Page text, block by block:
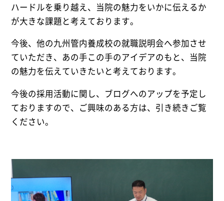
ハードルを乗り越え、当院の魅力をいかに伝えるか
が大きな課題と考えております。
今後、他の九州管内養成校の就職説明会へ参加させ
ていただき、あの手この手のアイデアのもと、当院
の魅力を伝えていきたいと考えております。
今後の採用活動に関し、ブログへのアップを予定し
ておりますので、ご興味のある方は、引き続きご覧
ください。